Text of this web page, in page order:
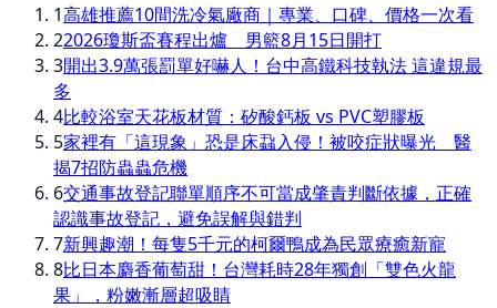
1高雄推薦10間洗冷氣廠商｜專業、口碑、價格一次看
22026瓊斯盃賽程出爐 男籃8月15日開打
3開出3.9萬張罰單好嚇人！台中高鐵科技執法 這違規最
多
4比較浴室天花板材質：矽酸鈣板 vs PVC塑膠板
5家裡有「這現象」恐是床蝨入侵！被咬症狀曝光 醫
揭7招防蟲蟲危機
6交通事故登記聯單順序不可當成肇責判斷依據，正確
認識事故登記，避免誤解與錯判
7新興趣潮！每隻5千元的柯爾鴨成為民眾療癒新寵
8比日本麝香葡萄甜！台灣耗時28年獨創「雙色火龍
果」，粉嫩漸層超吸睛